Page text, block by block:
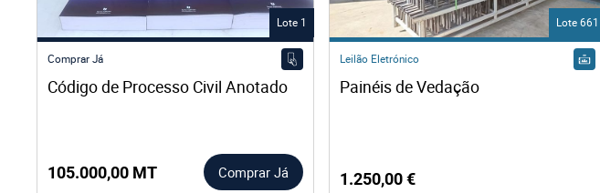
Lote 1
Comprar Já
Código de Processo Civil Anotado
105.000,00 MT Comprar Já
Lote 661
Leilão Eletrónico
1.250,00 €